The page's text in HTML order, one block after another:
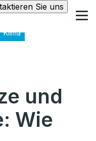
Sie uns
Klima
und
Wie